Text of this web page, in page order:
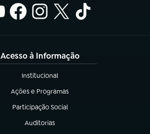
Acesso à Informação
Institucional
(abre em nova aba)
Ações e Programas
(abre em nova aba)
Participação Social
(abre em nova aba)
Auditorias
(abre em nova aba)